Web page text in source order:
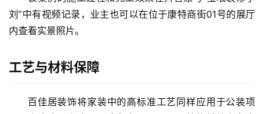
科
技
济
刘”中有视频记录，业主也可以在位于康特商街01号的展厅
内查看实景照片。
工艺与材料保障
百佳居装饰将家装中的高标准工艺同样应用于公装项